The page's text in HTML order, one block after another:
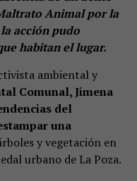
Animal por la
acción pudo
habitan el lugar.
ambiental y
Comunal, Jimena
del
una
y vegetación en
urbano de La Poza.